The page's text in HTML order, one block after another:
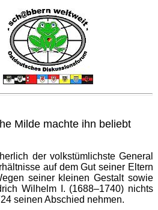
Milde machte ihn beliebt
der volkstümlichste General
auf dem Gut seiner Eltern
seiner kleinen Gestalt sowie
Wilhelm I. (1688–1740) nichts
seinen Abschied nehmen.